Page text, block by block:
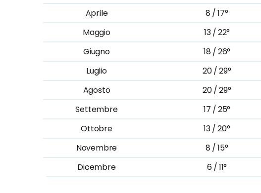
Aprile
8 / 17°
Maggio
13 / 22°
Giugno
18 / 26°
Luglio
20 / 29°
Agosto
20 / 29°
Settembre
17 / 25°
Ottobre
13 / 20°
Novembre
8 / 15°
Dicembre
6 / 11°